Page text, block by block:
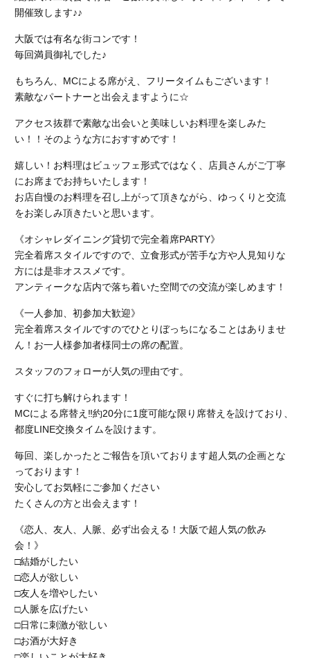
開催致します♪♪
大阪では有名な街コンです！
毎回満員御礼でした♪
もちろん、MCによる席がえ、フリータイムもございます！
素敵なパートナーと出会えますように☆
アクセス抜群で素敵な出会いと美味しいお料理を楽しみた
い！！そのような方におすすめです！
嬉しい！お料理はビュッフェ形式ではなく、店員さんがご丁寧
にお席までお持ちいたします！
お店自慢のお料理を召し上がって頂きながら、ゆっくりと交流
をお楽しみ頂きたいと思います。
《オシャレダイニング貸切で完全着席PARTY》
完全着席スタイルですので、立食形式が苦手な方や人見知りな
方には是非オススメです。
アンティークな店内で落ち着いた空間での交流が楽しめます！
《一人参加、初参加大歓迎》
完全着席スタイルですのでひとりぼっちになることはありませ
ん！お一人様参加者様同士の席の配置。
スタッフのフォローが人気の理由です。
すぐに打ち解けられます！
MCによる席替え‼︎約20分に1度可能な限り席替えを設けており、
都度LINE交換タイムを設けます。
毎回、楽しかったとご報告を頂いております超人気の企画とな
っております！
安心してお気軽にご参加ください
たくさんの方と出会えます！
《恋人、友人、人脈、必ず出会える！大阪で超人気の飲み
会！》
□結婚がしたい
□恋人が欲しい
□友人を増やしたい
□人脈を広げたい
□日常に刺激が欲しい
□お酒が大好き